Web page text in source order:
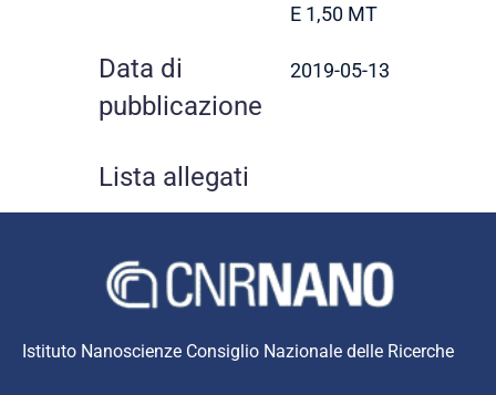
E 1,50 MT
Data di
pubblicazione
2019-05-13
Lista allegati
Istituto Nanoscienze Consiglio Nazionale delle Ricerche